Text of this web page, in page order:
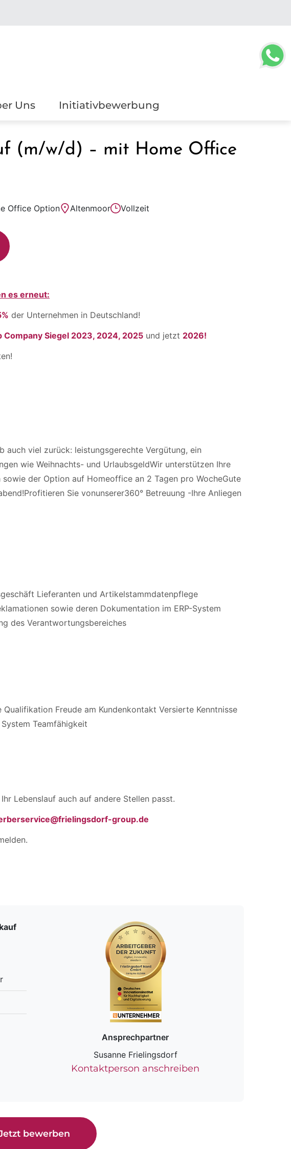
Uns Initiativbewerbung
(m/w/d) – mit Home Office
Office Option
Altenmoor Vollzeit
es erneut:
der Unternehmen in Deutschland!
Company Siegel 2023, 2024, 2025 und jetzt 2026!
auch viel zurück: leistungsgerechte Vergütung, ein
wie Weihnachts- und UrlaubsgeldWir unterstützen Ihre
der Option auf Homeoffice an 2 Tagen pro WocheGute
Sie vonunserer360° Betreuung -Ihre Anliegen
Lieferanten und Artikelstammdatenpflege
sowie deren Dokumentation im ERP-System
des Verantwortungsbereiches
Freude am Kundenkontakt Versierte Kenntnisse
Teamfähigkeit
Lebenslauf auch auf andere Stellen passt.
group.de
Ansprechpartner
Susanne Frielingsdorf
Kontaktperson anschreiben
bewerben